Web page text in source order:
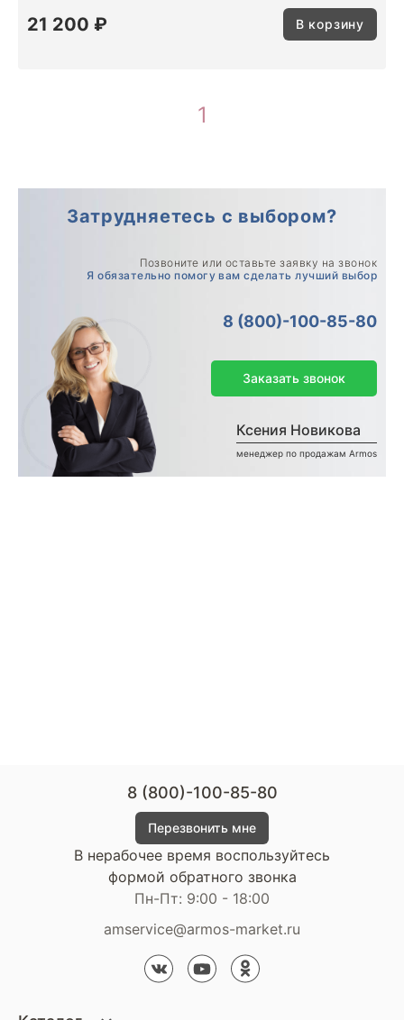
21 200 ₽ В корзину
1
Затрудняетесь с выбором?
Позвоните или оставьте заявку на звонок
Я обязательно помогу вам сделать лучший выбор
8 (800)-100-85-80
Ксения Новикова
менеджер по продажам Armos
Заказать звонок
8 (800)-100-85-80
Перезвонить мне
В нерабочее время воспользуйтесь
формой обратного звонка
Пн-Пт: 9:00 - 18:00
amservice@armos-market.ru